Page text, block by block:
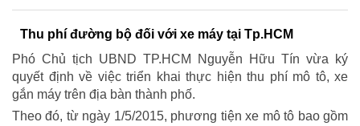
Thu phí đường bộ đối với xe máy tại Tp.HCM
Phó Chủ tịch UBND TP.HCM Nguyễn Hữu Tín vừa ký
quyết định về việc triển khai thực hiện thu phí mô tô, xe
gắn máy trên địa bàn thành phố.
Theo đó, từ ngày 1/5/2015, phương tiện xe mô tô bao gồm